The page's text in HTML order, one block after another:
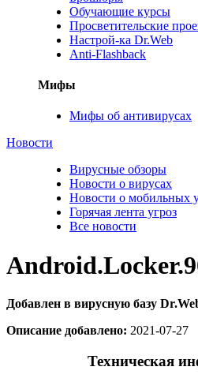
Обучающие курсы
Просветительские
Настрой-ка Dr.Web
Anti-Flashback
Мифы
Мифы об антивирусах
Новости
Вирусные обзоры
Новости о вирусах
Новости о мобильных
Горячая лента угроз
Все новости
Добавлен в вирусную базу
Описание добавлено: 2021-07-27
Техническая